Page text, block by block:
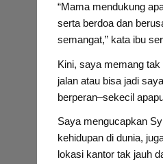
“Mama mendukung
serta berdoa dan
semangat,” kata ibu
Kini, saya memang
jalan atau bisa jadi
berperan–sekecil
Saya mengucapkan
kehidupan di dunia,
lokasi kantor tak jauh